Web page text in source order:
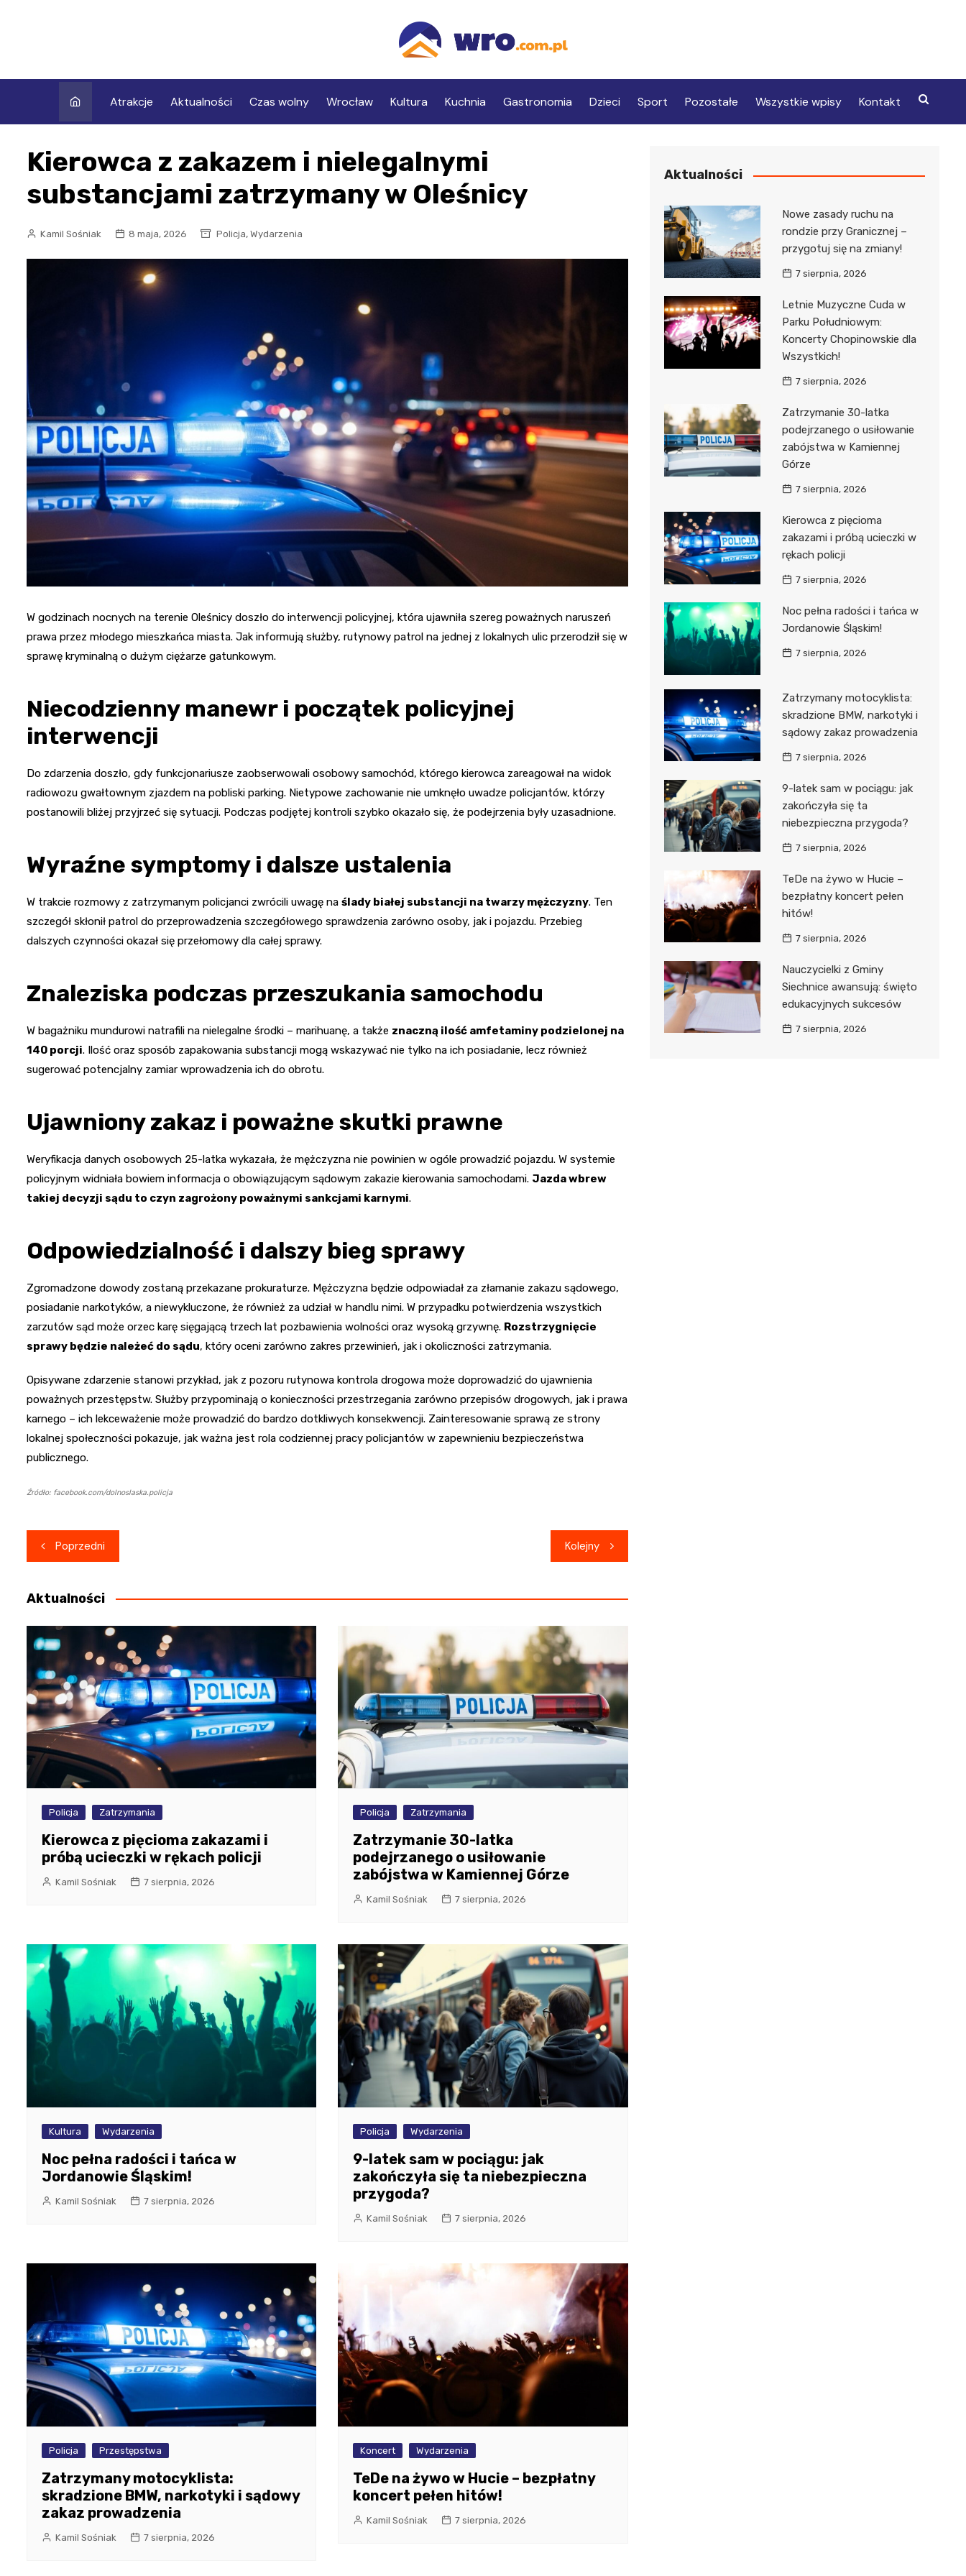
Atrakcje Aktualności Czas wolny Wrocław Kultura Kuchnia Gastronomia Dzieci Sport Pozostałe Wszystkie wpisy Kontakt
Kierowca z zakazem i nielegalnymi
substancjami zatrzymany w Oleśnicy
Kamil Sośniak 8 maja, 2026 Policja, Wydarzenia
W godzinach nocnych na terenie Oleśnicy doszło do interwencji policyjnej, która ujawniła szereg poważnych naruszeń
prawa przez młodego mieszkańca miasta. Jak informują służby, rutynowy patrol na jednej z lokalnych ulic przerodził się w
sprawę kryminalną o dużym ciężarze gatunkowym.
Niecodzienny manewr i początek policyjnej
interwencji
Do zdarzenia doszło, gdy funkcjonariusze zaobserwowali osobowy samochód, którego kierowca zareagował na widok
radiowozu gwałtownym zjazdem na pobliski parking. Nietypowe zachowanie nie umknęło uwadze policjantów, którzy
postanowili bliżej przyjrzeć się sytuacji. Podczas podjętej kontroli szybko okazało się, że podejrzenia były uzasadnione.
Wyraźne symptomy i dalsze ustalenia
W trakcie rozmowy z zatrzymanym policjanci zwrócili uwagę na ślady białej substancji na twarzy mężczyzny. Ten
szczegół skłonił patrol do przeprowadzenia szczegółowego sprawdzenia zarówno osoby, jak i pojazdu. Przebieg
dalszych czynności okazał się przełomowy dla całej sprawy.
Znaleziska podczas przeszukania samochodu
W bagażniku mundurowi natrafili na nielegalne środki – marihuanę, a także znaczną ilość amfetaminy podzielonej na
140 porcji. Ilość oraz sposób zapakowania substancji mogą wskazywać nie tylko na ich posiadanie, lecz również
sugerować potencjalny zamiar wprowadzenia ich do obrotu.
Ujawniony zakaz i poważne skutki prawne
Weryfikacja danych osobowych 25-latka wykazała, że mężczyzna nie powinien w ogóle prowadzić pojazdu. W systemie
policyjnym widniała bowiem informacja o obowiązującym sądowym zakazie kierowania samochodami. Jazda wbrew
takiej decyzji sądu to czyn zagrożony poważnymi sankcjami karnymi.
Odpowiedzialność i dalszy bieg sprawy
Zgromadzone dowody zostaną przekazane prokuraturze. Mężczyzna będzie odpowiadał za złamanie zakazu sądowego,
posiadanie narkotyków, a niewykluczone, że również za udział w handlu nimi. W przypadku potwierdzenia wszystkich
zarzutów sąd może orzec karę sięgającą trzech lat pozbawienia wolności oraz wysoką grzywnę. Rozstrzygnięcie
sprawy będzie należeć do sądu, który oceni zarówno zakres przewinień, jak i okoliczności zatrzymania.
Opisywane zdarzenie stanowi przykład, jak z pozoru rutynowa kontrola drogowa może doprowadzić do ujawnienia
poważnych przestępstw. Służby przypominają o konieczności przestrzegania zarówno przepisów drogowych, jak i prawa
karnego – ich lekceważenie może prowadzić do bardzo dotkliwych konsekwencji. Zainteresowanie sprawą ze strony
lokalnej społeczności pokazuje, jak ważna jest rola codziennej pracy policjantów w zapewnieniu bezpieczeństwa
publicznego.
Źródło: facebook.com/dolnoslaska.policja
Nawigacja
wpisu
Poprzedni Kolejny
Aktualności
Policja Zatrzymania
Kierowca z pięcioma zakazami i
próbą ucieczki w rękach policji
Kamil Sośniak 7 sierpnia, 2026
Policja Zatrzymania
Zatrzymanie 30-latka
podejrzanego o usiłowanie
zabójstwa w Kamiennej Górze
Kamil Sośniak 7 sierpnia, 2026
Kultura Wydarzenia
Noc pełna radości i tańca w
Jordanowie Śląskim!
Kamil Sośniak 7 sierpnia, 2026
Policja Wydarzenia
9-latek sam w pociągu: jak
zakończyła się ta niebezpieczna
przygoda?
Kamil Sośniak 7 sierpnia, 2026
Policja Przestępstwa
Zatrzymany motocyklista:
skradzione BMW, narkotyki i sądowy
zakaz prowadzenia
Kamil Sośniak 7 sierpnia, 2026
Koncert Wydarzenia
TeDe na żywo w Hucie – bezpłatny
koncert pełen hitów!
Kamil Sośniak 7 sierpnia, 2026
Aktualności
Nowe zasady ruchu na
rondzie przy Granicznej –
przygotuj się na zmiany!
7 sierpnia, 2026
Letnie Muzyczne Cuda w
Parku Południowym:
Koncerty Chopinowskie dla
Wszystkich!
7 sierpnia, 2026
Zatrzymanie 30-latka
podejrzanego o usiłowanie
zabójstwa w Kamiennej
Górze
7 sierpnia, 2026
Kierowca z pięcioma
zakazami i próbą ucieczki w
rękach policji
7 sierpnia, 2026
Noc pełna radości i tańca w
Jordanowie Śląskim!
7 sierpnia, 2026
Zatrzymany motocyklista:
skradzione BMW, narkotyki i
sądowy zakaz prowadzenia
7 sierpnia, 2026
9-latek sam w pociągu: jak
zakończyła się ta
niebezpieczna przygoda?
7 sierpnia, 2026
TeDe na żywo w Hucie –
bezpłatny koncert pełen
hitów!
7 sierpnia, 2026
Nauczycielki z Gminy
Siechnice awansują: święto
edukacyjnych sukcesów
7 sierpnia, 2026